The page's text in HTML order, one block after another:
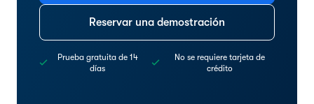
Reservar una demostración
Prueba gratuita de 14
días
No se requiere tarjeta de
crédito